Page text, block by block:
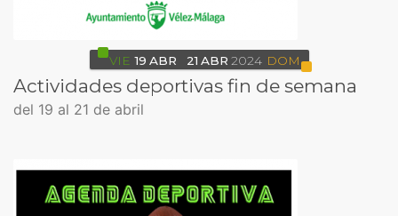
VIE 19 ABR 21 ABR 2024 DOM
Actividades deportivas fin de semana
del 19 al 21 de abril